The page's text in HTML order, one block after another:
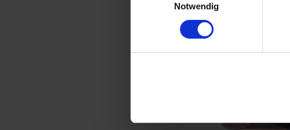
Impressum|Datenschutzerklärung
Notwendig